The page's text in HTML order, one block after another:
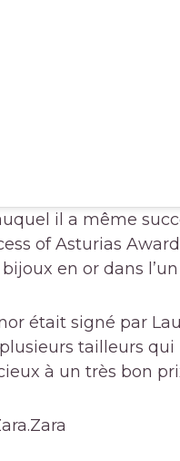
il a même
of Asturias
en or dans
était signé par
tailleurs
à un très bon
Zara